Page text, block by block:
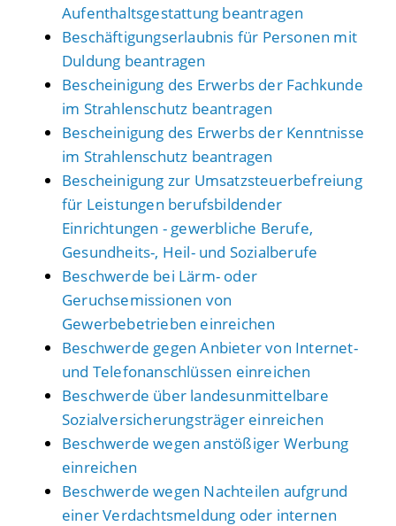
Aufenthaltsgestattung beantragen
Beschäftigungserlaubnis für Personen mit
Duldung beantragen
Bescheinigung des Erwerbs der Fachkunde
im Strahlenschutz beantragen
Bescheinigung des Erwerbs der Kenntnisse
im Strahlenschutz beantragen
Bescheinigung zur Umsatzsteuerbefreiung
für Leistungen berufsbildender
Einrichtungen - gewerbliche Berufe,
Gesundheits-, Heil- und Sozialberufe
Beschwerde bei Lärm- oder
Geruchsemissionen von
Gewerbebetrieben einreichen
Beschwerde gegen Anbieter von Internet-
und Telefonanschlüssen einreichen
Beschwerde über landesunmittelbare
Sozialversicherungsträger einreichen
Beschwerde wegen anstößiger Werbung
einreichen
Beschwerde wegen Nachteilen aufgrund
einer Verdachtsmeldung oder internen